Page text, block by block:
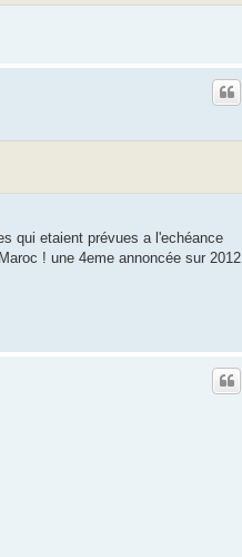
qui etaient prévues a l'echéance
! une 4eme annoncée sur 2012